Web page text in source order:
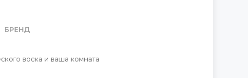
БРЕНД
воска и ваша комната